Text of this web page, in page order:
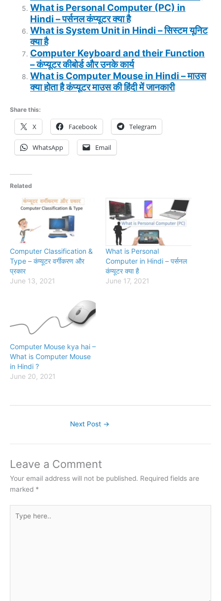
What is Personal Computer (PC) in
Hindi – पर्सनल कंप्यूटर क्या है
What is System Unit in Hindi –सिस्टम यूनिट
क्या है
Computer Keyboard and their Function
– कंप्यूटर कीबोर्ड और उनके कार्य
What is Computer Mouse in Hindi – माउस
क्या होता है कंप्यूटर माउस की हिंदी में जानकारी
Share this:
X Facebook Telegram
WhatsApp Email
Related
Computer Classification &
Type – कंप्यूटर वर्गीकरण और
प्रकार
June 13, 2021
What is Personal
Computer in Hindi – पर्सनल
कंप्यूटर क्या है
June 17, 2021
Computer Mouse kya hai –
What is Computer Mouse
in Hindi ?
June 20, 2021
Next Post →
Leave a Comment
Your email address will not be published. Required fields are
marked *
here..